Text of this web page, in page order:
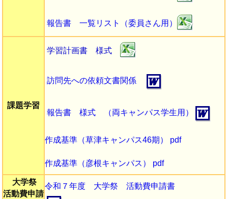
報告書 一覧リスト（委員さん用）
課題学習
学習計画書 様式
訪問先への依頼文書関係
報告書 様式 （両キャンパス学生用）
作成基準（草津キャンパス46期） pdf
作成基準（彦根キャンパス） pdf
大学祭
活動費申請
令和７年度 大学祭 活動費申請書